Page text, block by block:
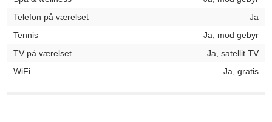
Telefon på værelset
Ja
Tennis
Ja, mod gebyr
TV på værelset
Ja, satellit TV
WiFi
Ja, gratis